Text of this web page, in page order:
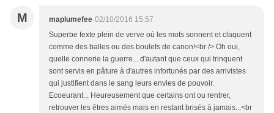
M maplumefee 02/10/2016 15:57
Superbe texte plein de verve où les mots sonnent et claquent
comme des balles ou des boulets de canon!<br /> Oh oui,
quelle connerie la guerre... d'autant que ceux qui trinquent
sont servis en pâture à d'autres infortunés par des arrivistes
qui justifient dans le sang leurs envies de pouvoir.
Ecoeurant... Heureusement que certains ont ou rentrer,
retrouver les êtres aimés mais en restant brisés à jamais...<br